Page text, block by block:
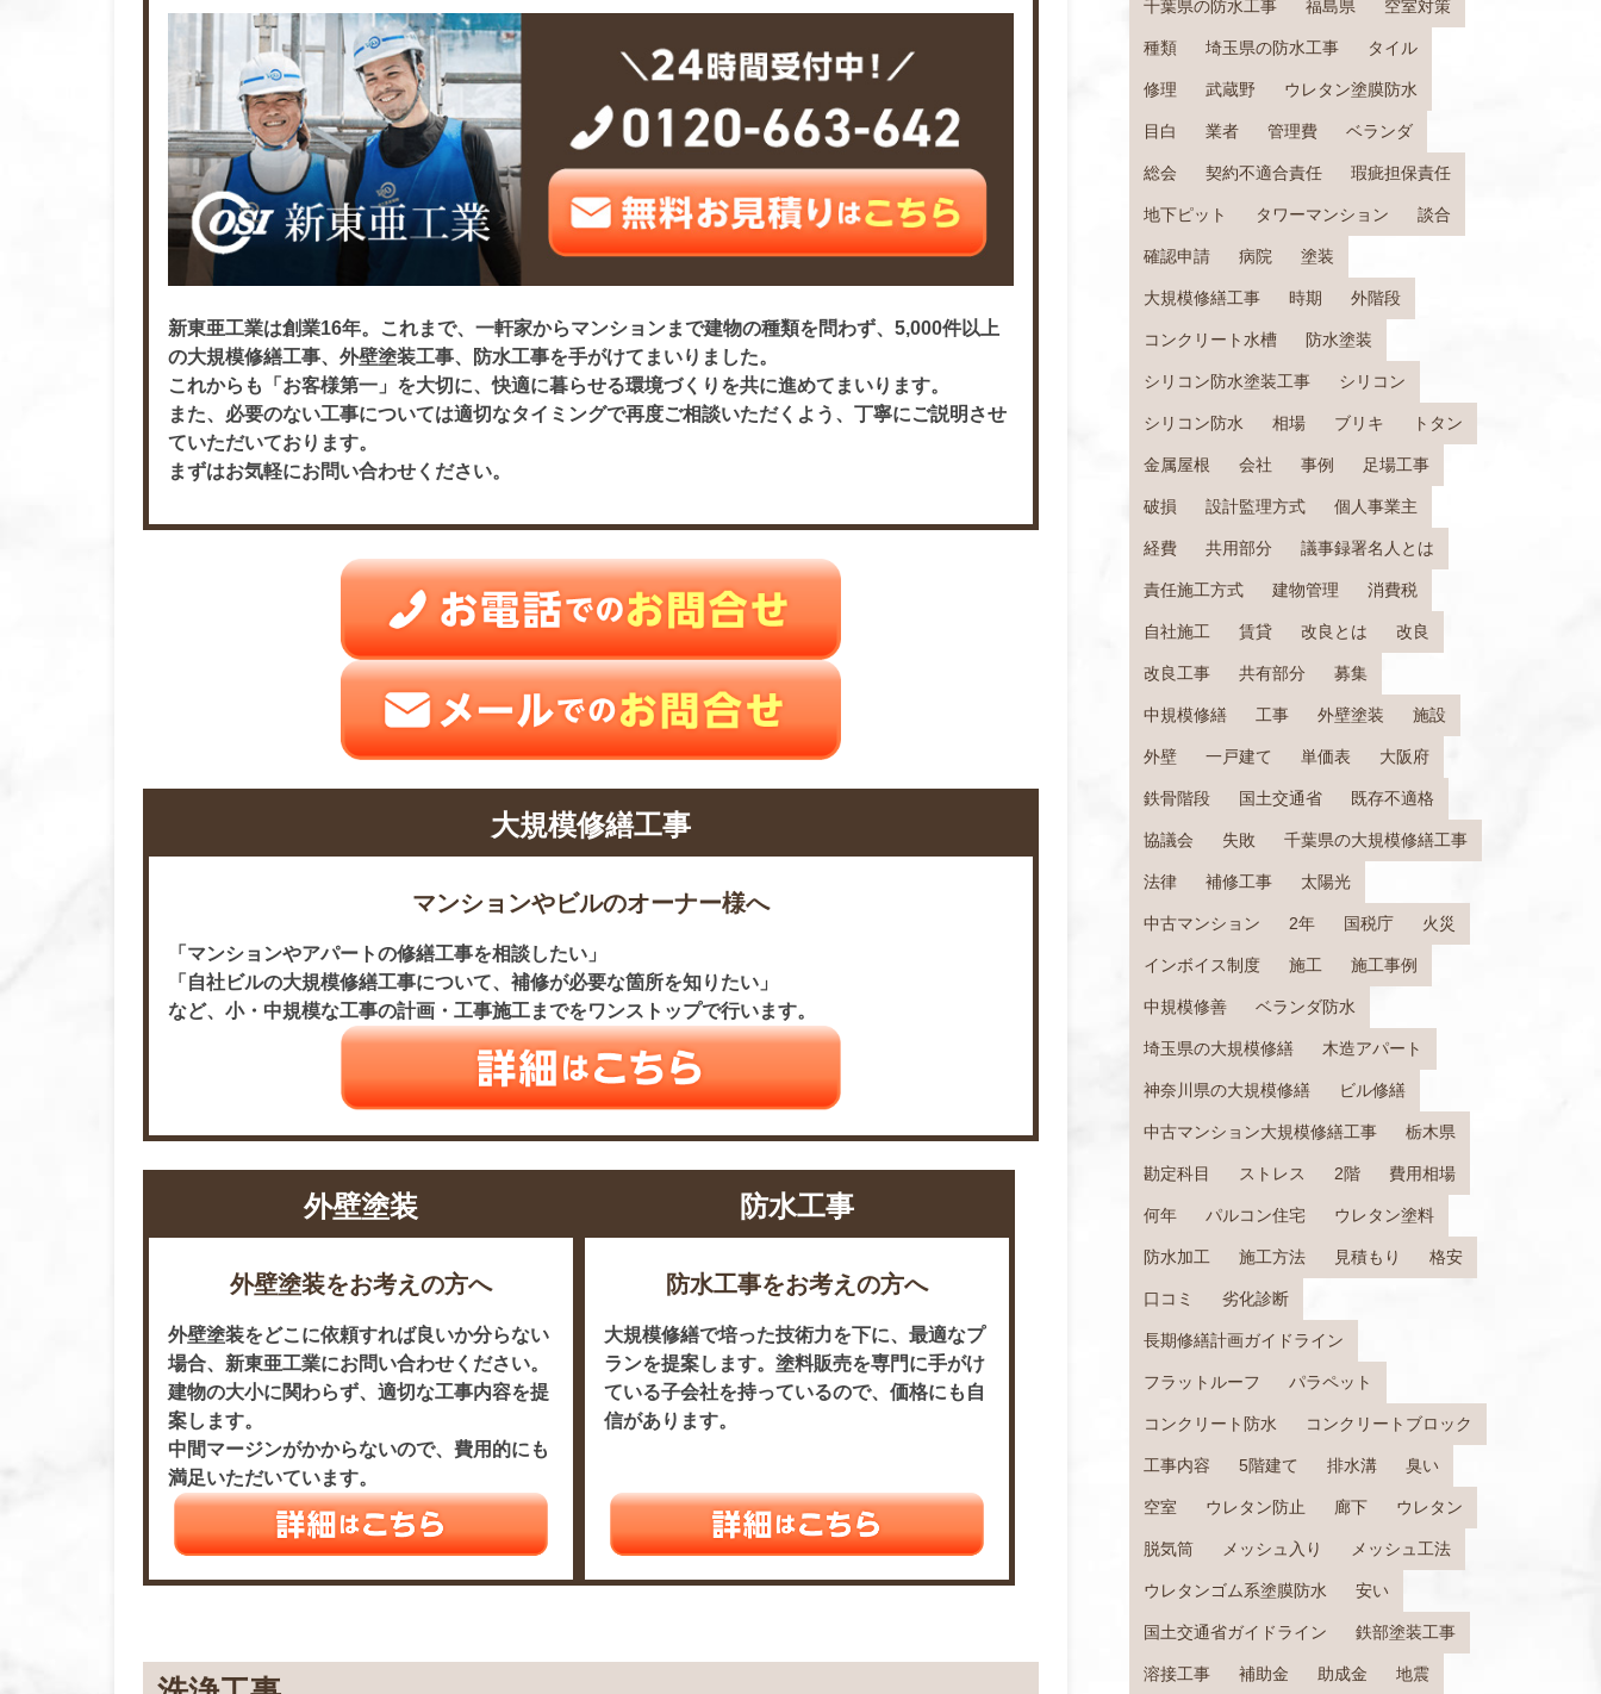
新東亜工業は創業16年。これまで、一軒家からマンションまで建物の種類を問わず、5,000件以上
の大規模修繕工事、外壁塗装工事、防水工事を手がけてまいりました。
これからも「お客様第一」を大切に、快適に暮らせる環境づくりを共に進めてまいります。
また、必要のない工事については適切なタイミングで再度ご相談いただくよう、丁寧にご説明させ
ていただいております。
まずはお気軽にお問い合わせください。
大規模修繕工事
マンションやビルのオーナー様へ
「マンションやアパートの修繕工事を相談したい」
「自社ビルの大規模修繕工事について、補修が必要な箇所を知りたい」
など、小・中規模な工事の計画・工事施工までをワンストップで行います。
外壁塗装
外壁塗装をお考えの方へ
外壁塗装をどこに依頼すれば良いか分らない
場合、新東亜工業にお問い合わせください。
建物の大小に関わらず、適切な工事内容を提
案します。
中間マージンがかからないので、費用的にも
満足いただいています。
防水工事
防水工事をお考えの方へ
大規模修繕で培った技術力を下に、最適なプ
ランを提案します。塗料販売を専門に手がけ
ている子会社を持っているので、価格にも自
信があります。
千葉県の防水工事 福島県 空室対策
種類 埼玉県の防水工事 タイル
修理 武蔵野 ウレタン塗膜防水
目白 業者 管理費 ベランダ
総会 契約不適合責任 瑕疵担保責任
地下ピット タワーマンション 談合
確認申請 病院 塗装
大規模修繕工事 時期 外階段
コンクリート水槽 防水塗装
シリコン防水塗装工事 シリコン
シリコン防水 相場 ブリキ トタン
金属屋根 会社 事例 足場工事
破損 設計監理方式 個人事業主
経費 共用部分 議事録署名人とは
責任施工方式 建物管理 消費税
自社施工 賃貸 改良とは 改良
改良工事 共有部分 募集
中規模修繕 工事 外壁塗装 施設
外壁 一戸建て 単価表 大阪府
鉄骨階段 国土交通省 既存不適格
協議会 失敗 千葉県の大規模修繕工事
法律 補修工事 太陽光
中古マンション 2年 国税庁 火災
インボイス制度 施工 施工事例
中規模修善 ベランダ防水
埼玉県の大規模修繕 木造アパート
神奈川県の大規模修繕 ビル修繕
中古マンション大規模修繕工事 栃木県
勘定科目 ストレス 2階 費用相場
何年 パルコン住宅 ウレタン塗料
防水加工 施工方法 見積もり 格安
口コミ 劣化診断
長期修繕計画ガイドライン
フラットルーフ パラペット
コンクリート防水 コンクリートブロック
工事内容 5階建て 排水溝 臭い
空室 ウレタン防止 廊下 ウレタン
脱気筒 メッシュ入り メッシュ工法
ウレタンゴム系塗膜防水 安い
国土交通省ガイドライン 鉄部塗装工事
溶接工事 補助金 助成金 地震